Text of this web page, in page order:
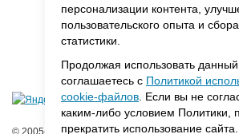
персонализации контента,
пользовательского опыта и сбора
статистики.
Продолжая использовать
соглашаетесь с Политикой
cookie-файлов . Если вы не
каким-либо условием Политики,
прекратить использование сайта.